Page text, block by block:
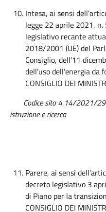
Intesa, ai sensi
legge 22 aprile 2021,
legislativo recante
2018/2001 (UE) del
Consiglio, dell’11
dell’uso dell’energia da
CONSIGLIO DEI
Codice sito 4.14/2021/29
istruzione e ricerca
Parere, ai sensi
decreto legislativo 3
di Piano per la
CONSIGLIO DEI